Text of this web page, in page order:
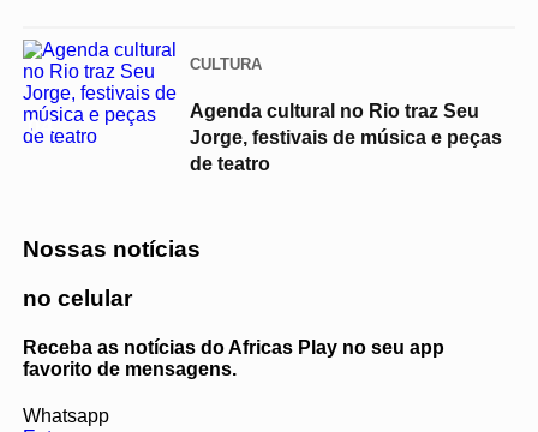
04
CULTURA
Agenda cultural no Rio traz Seu
Jorge, festivais de música e peças
de teatro
Nossas notícias
no celular
Receba as notícias do Africas Play no seu app
favorito de mensagens.
Whatsapp